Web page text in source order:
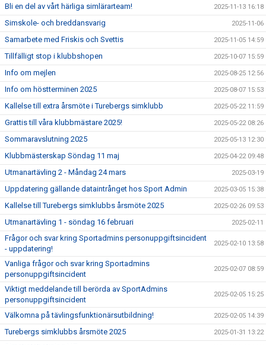
Bli en del av vårt härliga simlärarteam! 2025-11-13 16:18
Simskole- och breddansvarig 2025-11-06
Samarbete med Friskis och Svettis 2025-11-05 14:59
Tillfälligt stop i klubbshopen 2025-10-07 15:59
Info om mejlen 2025-08-25 12:56
Info om höstterminen 2025 2025-08-07 15:53
Kallelse till extra årsmöte i Turebergs simklubb 2025-05-22 11:59
Grattis till våra klubbmästare 2025! 2025-05-22 08:26
Sommaravslutning 2025 2025-05-13 12:30
Klubbmästerskap Söndag 11 maj 2025-04-22 09:48
Utmanartävling 2 - Måndag 24 mars 2025-03-19
Uppdatering gällande dataintrånget hos Sport Admin 2025-03-05 15:38
Kallelse till Turebergs simklubbs årsmöte 2025 2025-02-26 09:53
Utmanartävling 1 - söndag 16 februari 2025-02-11
Frågor och svar kring Sportadmins personuppgiftsincident
- uppdatering!
2025-02-10 13:58
Vanliga frågor och svar kring Sportadmins
personuppgiftsincident
2025-02-07 08:59
Viktigt meddelande till berörda av SportAdmins
personuppgiftsincident
2025-02-05 15:25
Välkomna på tävlingsfunktionärsutbildning! 2025-02-05 14:39
Turebergs simklubbs årsmöte 2025 2025-01-31 13:22